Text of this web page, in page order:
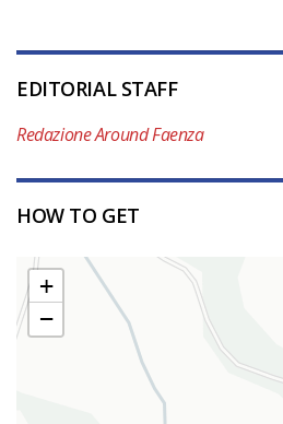
EDITORIAL STAFF
Redazione Around Faenza
HOW TO GET
+
−